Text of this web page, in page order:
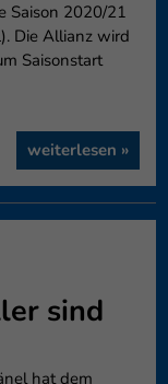
Saison 2020/21
Die Allianz wird
Saisonstart
weiterlesen »
sind
hat dem